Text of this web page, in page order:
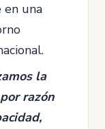
en una
la
razón